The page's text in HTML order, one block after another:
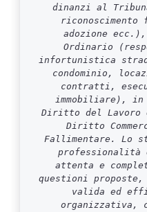
dinanzi al
adozione
Ordinario
infortunistica
condominio,
contratti,
immobiliare),
Diritto del Lavoro
Diritto
Fallimentare. Lo
professionalità
attenta e
questioni
valida ed
organizzativa,